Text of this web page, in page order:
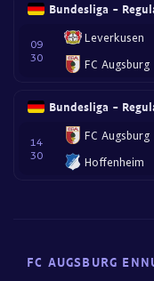
Bundesliga -
09
30
Leverkusen
FC Augsburg
Bundesliga -
14
30
FC Augsburg
Hoffenheim
FC AUGSBURG